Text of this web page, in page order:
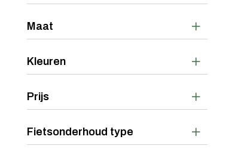
Maat
Kleuren
Prijs
Fietsonderhoud type